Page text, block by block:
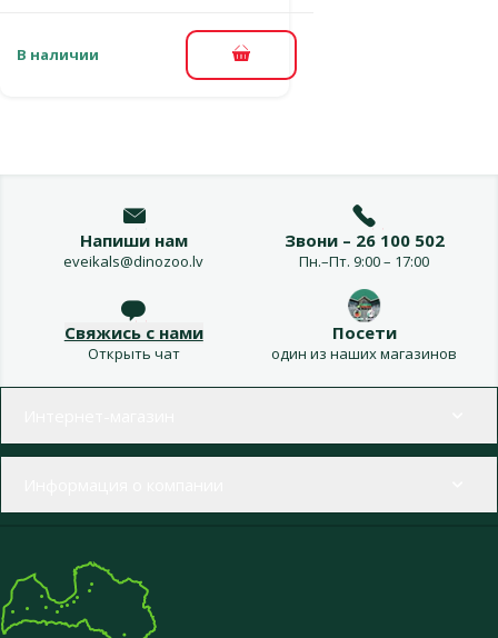
В наличии В корзину
Напиши нам
eveikals@dinozoo.lv
Звони – 26 100 502
Пн.–Пт. 9:00 – 17:00
Свяжись с нами
Открыть чат
Посети
один из наших магазинов